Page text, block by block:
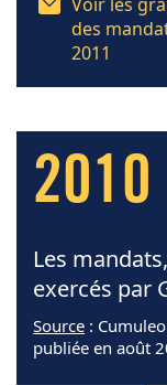
des
2011
2010
Les
exercés par
Source :
publiée en août